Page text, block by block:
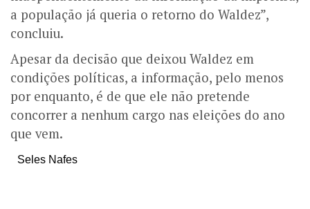
a população já queria o retorno do Waldez”,
concluiu.
Apesar da decisão que deixou Waldez em
condições políticas, a informação, pelo menos
por enquanto, é de que ele não pretende
concorrer a nenhum cargo nas eleições do ano
que vem.
Seles Nafes